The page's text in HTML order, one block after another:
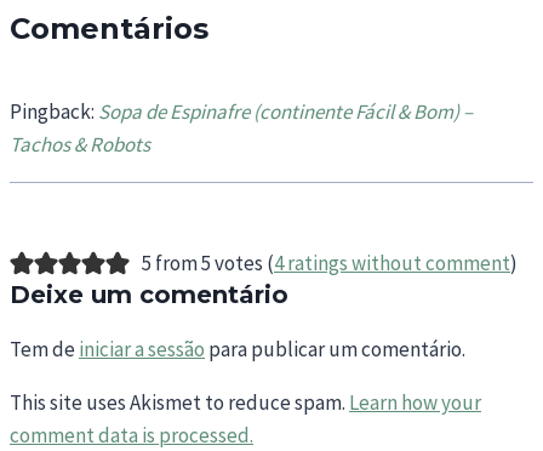
Comentários
Pingback: Sopa de Espinafre (continente Fácil & Bom) –
Tachos & Robots
5 from 5 votes (4 ratings without comment)
Deixe um comentário
Tem deiniciar a sessão para publicar um comentário.
This site uses Akismet to reduce spam. Learn how your
comment data is processed.